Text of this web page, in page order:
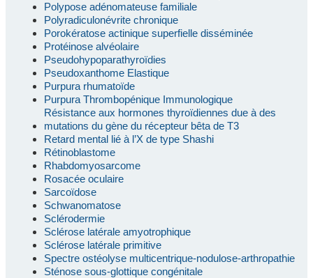
Polypose adénomateuse familiale
Polyradiculonévrite chronique
Porokératose actinique superfielle disséminée
Protéinose alvéolaire
Pseudohypoparathyroïdies
Pseudoxanthome Elastique
Purpura rhumatoïde
Purpura Thrombopénique Immunologique
Résistance aux hormones thyroïdiennes due à des
mutations du gène du récepteur bêta de T3
Retard mental lié à l’X de type Shashi
Rétinoblastome
Rhabdomyosarcome
Rosacée oculaire
Sarcoïdose
Schwanomatose
Sclérodermie
Sclérose latérale amyotrophique
Sclérose latérale primitive
Spectre ostéolyse multicentrique-nodulose-arthropathie
Sténose sous-glottique congénitale